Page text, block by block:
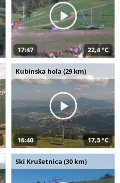
17:47 22,4 °C
Kubínska hoľa (29 km)
16:40 17,3 °C
Ski Krušetnica (30 km)